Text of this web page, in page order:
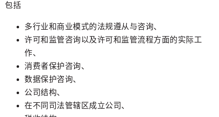
包括
多行业和商业模式的法规遵从与咨询、
许可和监管咨询以及许可和监管流程方面的实际工
作、
消费者保护咨询、
数据保护咨询、
公司结构、
在不同司法管辖区成立公司、